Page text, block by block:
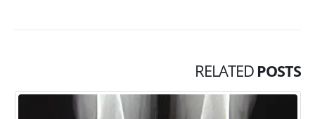
RELATED POSTS